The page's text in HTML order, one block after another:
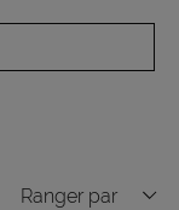
Ranger par